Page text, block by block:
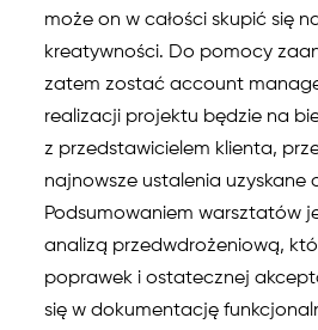
może on w całości skupić się
kreatywności. Do pomocy
zatem zostać account
realizacji projektu będzie na
z przedstawicielem klienta,
najnowsze ustalenia
Podsumowaniem warsztatów
analizą przedwdrożeniową,
poprawek i ostatecznej
się w dokumentację